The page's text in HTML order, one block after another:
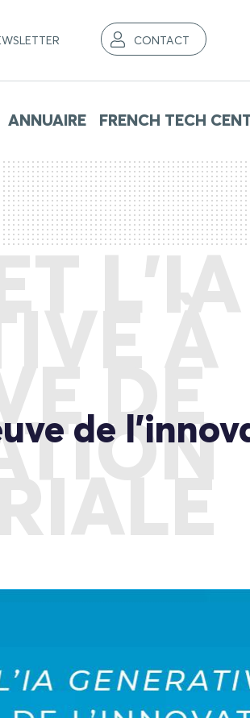
CONTACT
ANNUAIRE FRENCH TECH
L’IA
À
DE
de